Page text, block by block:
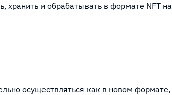
хранить и обрабатывать в формате NFT на
осуществляться как в новом формате,